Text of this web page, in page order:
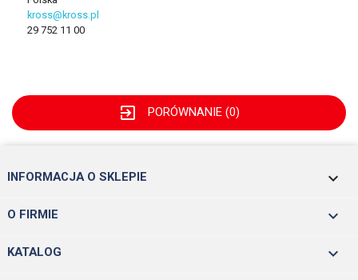
kross@kross.pl
29 752 11 00
exit_to_app PORÓWNANIE (0)
INFORMACJA O SKLEPIE keyboard_arrow_down
O FIRMIE 
KATALOG 